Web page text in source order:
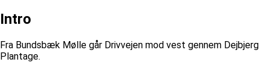
Intro
Fra Bundsbæk Mølle går Drivvejen mod vest gennem Dejbjerg
Plantage.